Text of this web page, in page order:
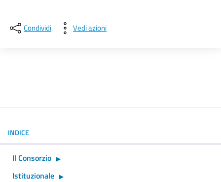
Condividi Vedi azioni
INDICE
Il Consorzio
Istituzionale